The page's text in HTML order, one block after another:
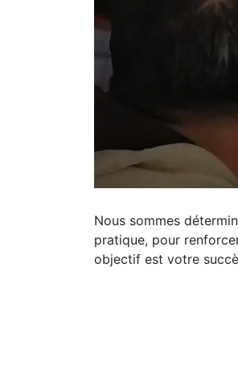
Nous sommes
pratique, pour
objectif est votre